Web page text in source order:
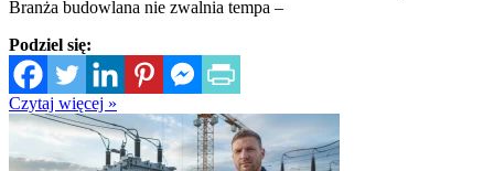
Branża budowlana nie zwalnia tempa –
Podziel się:
Czytaj więcej »